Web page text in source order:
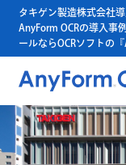
タキゲン製造株式会社
AnyForm OCRの導入事
ールならOCRソフトの『